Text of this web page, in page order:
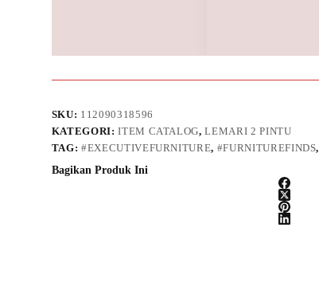
SKU: 112090318596
KATEGORI:ITEM CATALOG,LEMARI 2 PINTU
TAG:#EXECUTIVEFURNITURE, #FURNITUREFINDS,
Bagikan Produk Ini